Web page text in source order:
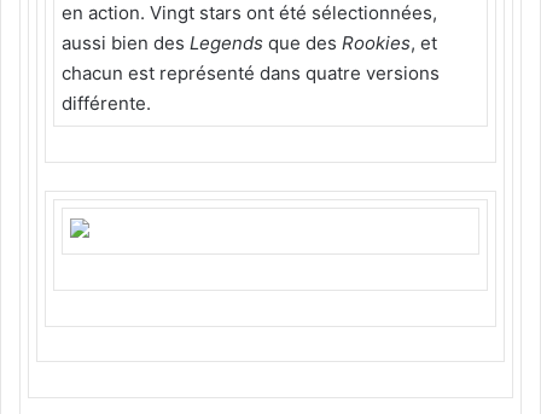
en action. Vingt stars ont été sélectionnées,
aussi bien des Legends que des Rookies, et
chacun est représenté dans quatre versions
différente.